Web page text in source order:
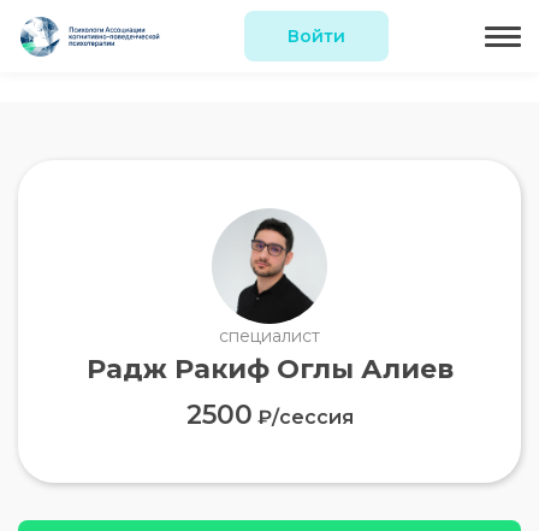
Войти
специалист
Радж Ракиф Оглы Алиев
2500 ₽/сессия